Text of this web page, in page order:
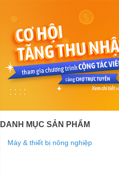
DANH MỤC SẢN PHẨM
Máy & thiết bị nông nghiệp